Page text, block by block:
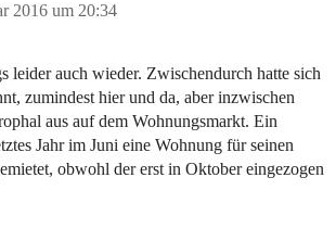
2016 um 20:34
leider auch wieder. Zwischendurch hatte sich
zumindest hier und da, aber inzwischen
aus auf dem Wohnungsmarkt. Ein
Jahr im Juni eine Wohnung für seinen
obwohl der erst in Oktober eingezogen